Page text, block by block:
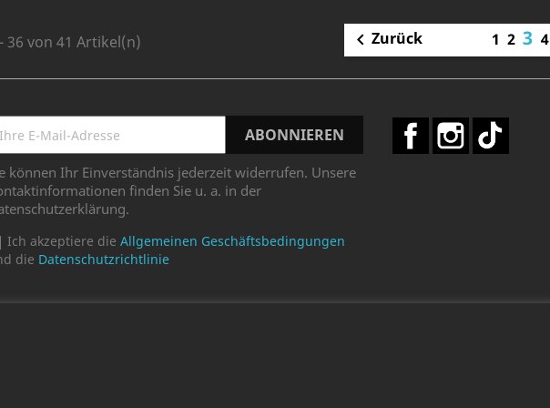
36 von 41 Artikel(n)  Zurück 1234
können Ihr Einverständnis jederzeit widerrufen. Unsere
finden Sie u. a. in der
Ich akzeptiere die Allgemeinen Geschäftsbedingungen
die Datenschutzrichtlinie
FacebookInstagram